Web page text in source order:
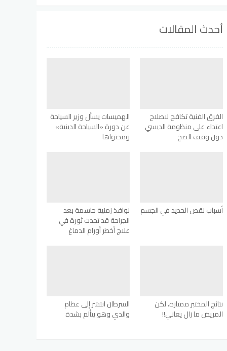
أحدث المقالات
الفرق الفنية تكافح لاصلاح
اعتداء على منظومة الديسي
دون وقف الضخ
الهميسات يسأل وزير السياحة
عن دورة «السياحة الدينية»
ومحتواها
أسباب نقص الحديد في الجسم نوافذ زمنية حاسمة بعد
الجراحة قد تحدث ثورة في
علاج أخطر أورام الدماغ
نتائج المختبر ممتازة، لكن
المريض ما زال يعاني!!
السرطان انتشر إلى عظام
والدي وهو يتألم بشدة